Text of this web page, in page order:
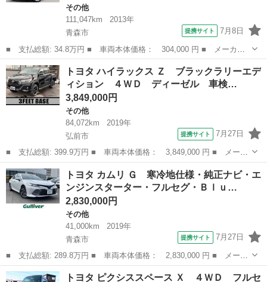
その他
111,047km
2013年
青森市
提携サイト 7月8日
■ 支払総額: 34.8万円 ■ 車両本体価格： 304,000 円 ■ メーカー
名： トヨタ ■ 車種名： ピクシスエポック ■ グレード名： Ｘ
ｆ 禁煙 ４ＷＤ キーレスエントリー ■ 排気量： 660cc ■ ドア
枚...
青森 青森市 その他
トヨタ ハイラックス Ｚ ブラックラリーエデ
ィション ４ＷＤ ディーゼル 車検…
3,849,000円
その他
84,072km
2019年
弘前市
提携サイト 7月27日
■ 支払総額: 399.9万円 ■ 車両本体価格： 3,849,000 円 ■ メーカ
ー名： トヨタ ■ 車種名： ハイラックス ■ グレード名： Ｚ
ブラックラリーエディション ４ＷＤ ディーゼル 車検令和９年６
月まで ...
青森 弘前市 その他
トヨタ カムリ Ｇ 寒冷地仕様・純正ナビ・エ
ンジンスターター・フルセグ・Ｂｌｕ…
2,830,000円
その他
41,000km
2019年
青森市
提携サイト 7月27日
■ 支払総額: 289.8万円 ■ 車両本体価格： 2,830,000 円 ■ メーカ
ー名： トヨタ ■ 車種名： カムリ ■ グレード名： Ｇ 寒冷地
仕様・純正ナビ・エンジンスターター・フルセグ・Ｂｌｕｅｔｏｏｔ
青森 青森市 その他
トヨタ ピクシススペース Ｘ ４ＷＤ フルセ